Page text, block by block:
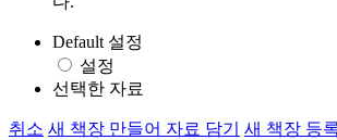
Default 설정
설정
선택한 자료
취소 새 책장 만들어 자료 담기 새 책장 등